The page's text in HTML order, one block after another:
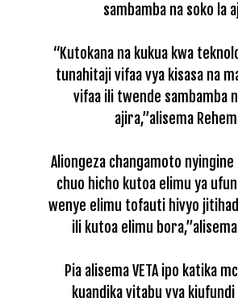
sambamba na soko la
“Kutokana na kukua kwa
tunahitaji vifaa vya kisasa na
vifaa ili twende sambamba
ajira,”alisema
Aliongeza changamoto nyingine
chuo hicho kutoa elimu ya
wenye elimu tofauti hivyo
ili kutoa elimu
Pia alisema VETA ipo katika
kuandika vitabu vya kiufundi